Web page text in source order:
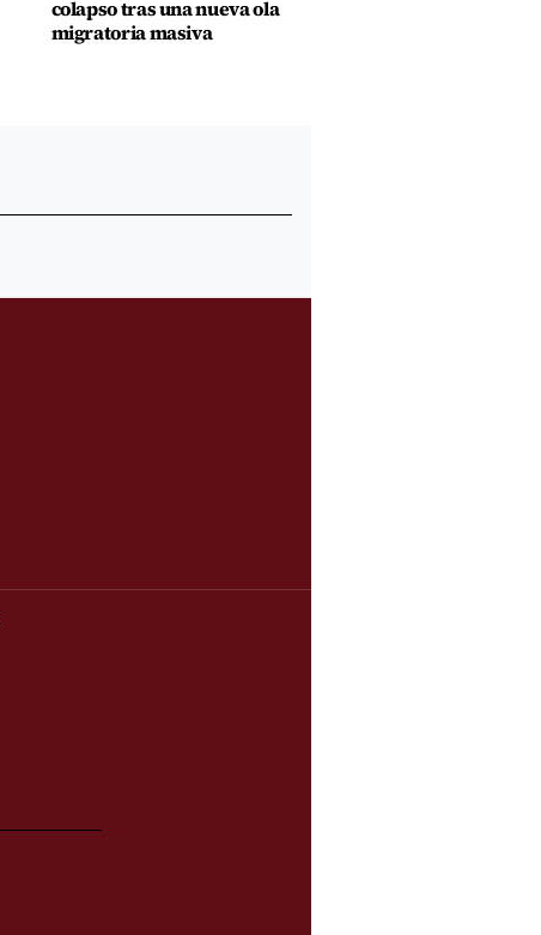
colapso tras una nueva ola
migratoria masiva